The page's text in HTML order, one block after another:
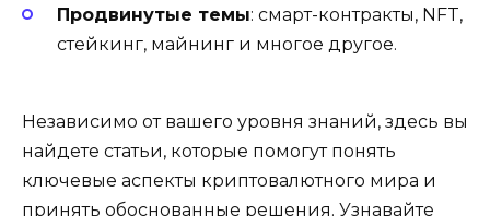
Продвинутые темы: смарт-контракты, NFT,
стейкинг, майнинг и многое другое.
Независимо от вашего уровня знаний, здесь вы
найдете статьи, которые помогут понять
ключевые аспекты криптовалютного мира и
принять обоснованные решения. Узнавайте